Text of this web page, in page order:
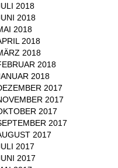
2018
2018
2018
2018
2018
2018
2018
2017
2017
2017
2017
2017
2017
2017